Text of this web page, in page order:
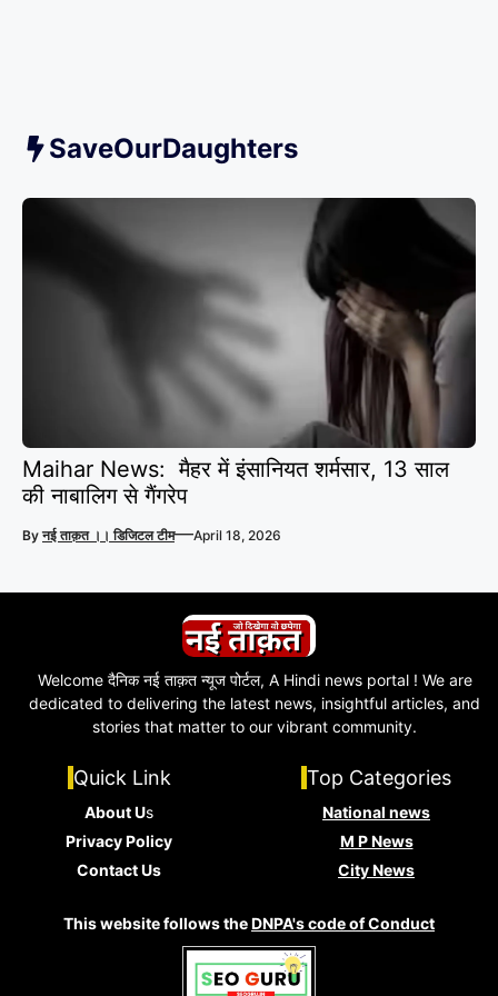
SaveOurDaughters
Maihar News: मैहर में इंसानियत शर्मसार, 13 साल
की नाबालिग से गैंगरेप
Byनई ताक़त ।। डिजिटल टीम—April 18, 2026
Welcome दैनिक नई ताक़त न्यूज पोर्टल, A Hindi news portal ! We are
dedicated to delivering the latest news, insightful articles, and
stories that matter to our vibrant community.
Quick Link
About Us
Privacy Policy
Contact Us
Top Categories
National news
M P News
City News
This website follows theDNPA's code of Conduct